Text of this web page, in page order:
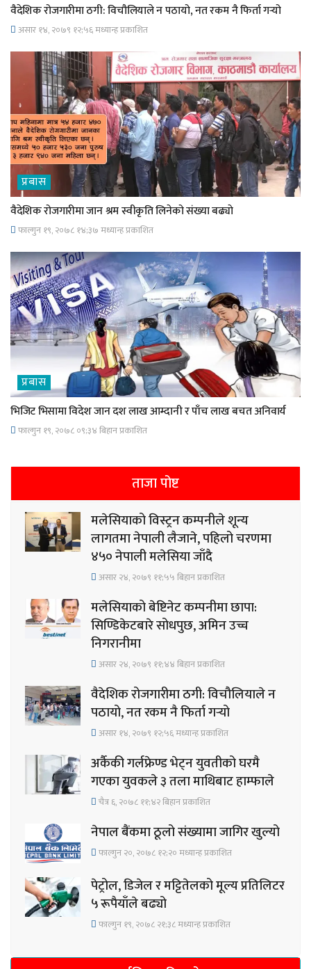
वैदेशिक रोजगारीमा ठगी: विचौलियाले न पठायो, नत रकम नै फिर्ता गर्‍यो
असार १४, २०७९ १२;५६ मध्यान्ह प्रकाशित
प्रबास
वैदेशिक रोजगारीमा जान श्रम स्वीकृति लिनेको संख्या बढ्याे
फाल्गुन १९, २०७८ १४;३७ मध्यान्ह प्रकाशित
प्रबास
भिजिट भिसामा विदेश जान दश लाख आम्दानी र पाँच लाख बचत अनिवार्य
फाल्गुन १९, २०७८ ०९;३४ बिहान प्रकाशित
ताजा पोष्ट
मलेसियाको विस्ट्रन कम्पनीले शून्य
लागतमा नेपाली लैजाने, पहिलो चरणमा
४५० नेपाली मलेसिया जाँदै
असार २४, २०७९ ११;५५ बिहान प्रकाशित
मलेसियाको बेष्टिनेट कम्पनीमा छापा:
सिण्डिकेटबारे सोधपुछ, अमिन उच्च
निगरानीमा
असार २४, २०७९ ११;४४ बिहान प्रकाशित
वैदेशिक रोजगारीमा ठगी: विचौलियाले न
पठायो, नत रकम नै फिर्ता गर्‍यो
असार १४, २०७९ १२;५६ मध्यान्ह प्रकाशित
अर्कैकी गर्लफ्रेण्ड भेट्न युवतीको घरमै
गएका युवकले ३ तला माथिबाट हाम्फाले
चैत्र ६, २०७८ ११;४२ बिहान प्रकाशित
नेपाल बैंकमा ठूलो संख्यामा जागिर खुल्यो
फाल्गुन २०, २०७८ १२;२० मध्यान्ह प्रकाशित
पेट्रोल, डिजेल र मट्टितेलको मूल्य प्रतिलिटर
५ रूपैयाँले बढ्यो
फाल्गुन १९, २०७८ २१;३८ मध्यान्ह प्रकाशित